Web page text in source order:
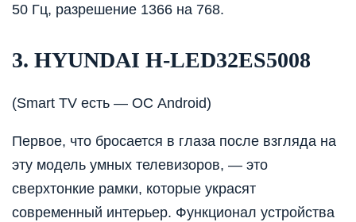
50 Гц, разрешение 1366 на 768.
3. HYUNDAI H-LED32ES5008
(Smart TV есть — ОС Android)
Первое, что бросается в глаза после взгляда на
эту модель умных телевизоров, — это
сверхтонкие рамки, которые украсят
современный интерьер. Функционал устройства